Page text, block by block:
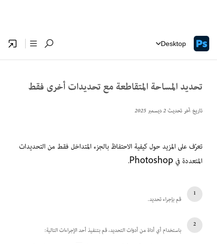
Desktop
تحديد المساحة المتقاطعة مع تحديدات أخرى فقط
تاريخ آخر تحديث2 ديسمبر 2025
تعرّف على المزيد حول كيفية الاحتفاظ بالجزء المتداخل فقط من التحديدات
المتعددة في Photoshop.
قم بإجراء تحديد.
باستخدام أي أداة من أدوات التحديد، قم بتنفيذ أحد الإجراءات التالية: